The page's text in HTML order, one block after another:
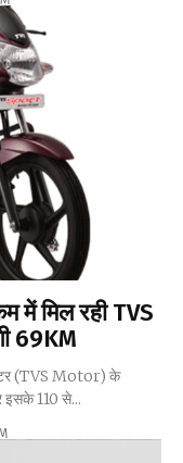
में मिल रही TVS
69KM
(TVS Motor) के
इसके 110 से...